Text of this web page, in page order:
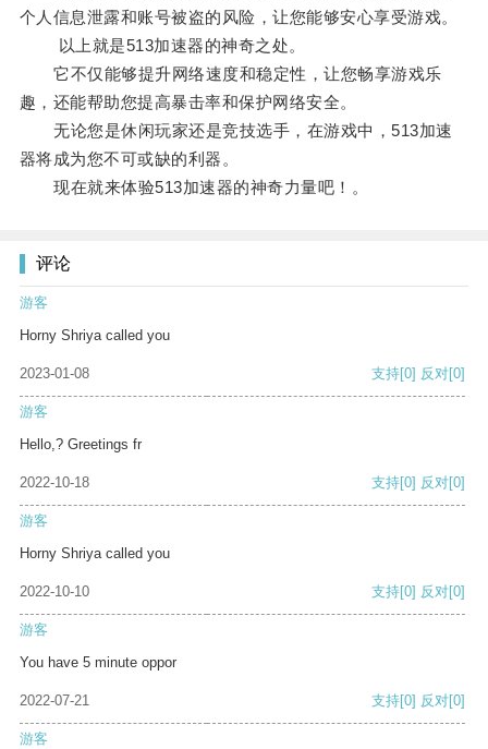
个人信息泄露和账号被盗的风险，让您能够安心享受游戏。
以上就是513加速器的神奇之处。
它不仅能够提升网络速度和稳定性，让您畅享游戏乐
趣，还能帮助您提高暴击率和保护网络安全。
无论您是休闲玩家还是竞技选手，在游戏中，513加速
器将成为您不可或缺的利器。
现在就来体验513加速器的神奇力量吧！。
评论
游客
Horny Shriya called you
2023-01-08 支持[0] 反对[0]
游客
Hello,? Greetings fr
2022-10-18 支持[0] 反对[0]
游客
Horny Shriya called you
2022-10-10 支持[0] 反对[0]
游客
You have 5 minute oppor
2022-07-21 支持[0] 反对[0]
游客